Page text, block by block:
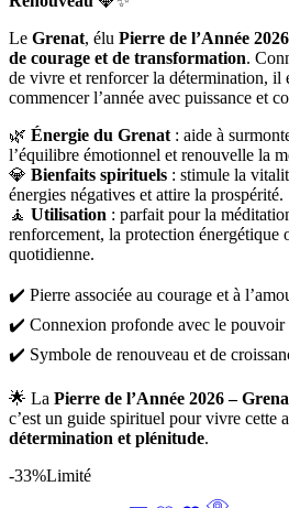
Le Grenat, élu Pierre de l’Année 2026
de courage et de transformation.
de vivre et renforcer la détermination, il
commencer l’année avec puissance et
🌿 Énergie du Grenat : aide à
l’équilibre émotionnel et renouvelle la
💎 Bienfaits spirituels : stimule la
énergies négatives et attire la prospérité.
🧘 Utilisation : parfait pour la
renforcement, la protection énergétique
quotidienne.
✔️ Pierre associée au courage et à
✔️ Connexion profonde avec le pouvoir
✔️ Symbole de renouveau et de
🌟 La Pierre de l’Année 2026 –
c’est un guide spirituel pour vivre cette
détermination et plénitude.
-33%Limité